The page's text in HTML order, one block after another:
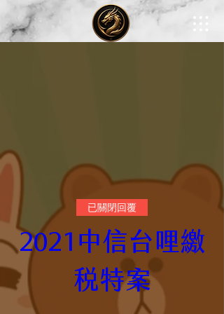
已關閉回覆
2021中信台哩繳
稅特案